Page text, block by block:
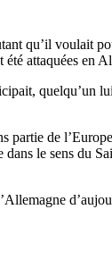
qu’il voulait
été attaquées en
quelqu’un
partie de
le sens du